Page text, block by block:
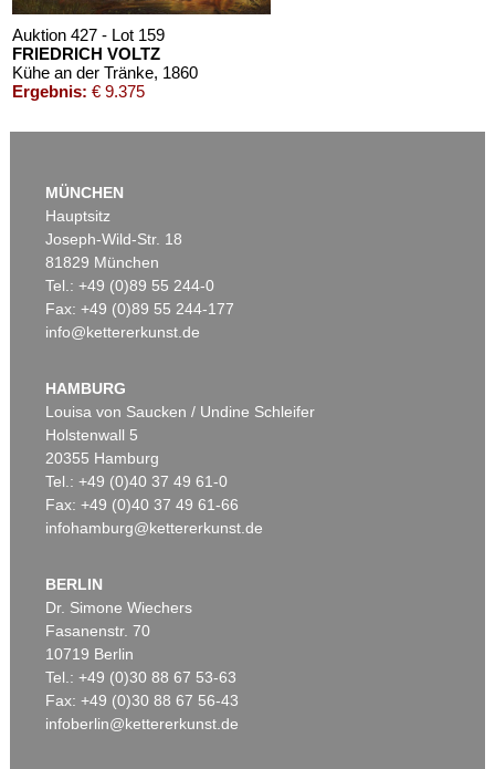
Auktion 427 - Lot 159
FRIEDRICH VOLTZ
Kühe an der Tränke, 1860
Ergebnis: € 9.375
Auktion 422 - Lot 22
Ergebnis:€ 8.000
Auktion 422 - Lot 40
FRIEDRICH VOLTZ
Rinder am Seeufer, 1882
Ergebnis:€ 7.250
MÜNCHEN
Hauptsitz
Joseph-Wild-Str. 18
81829 München
Tel.: +49 (0)89 55 244-0
Fax: +49 (0)89 55 244-177
info@kettererkunst.de
HAMBURG
Louisa von Saucken / Undine Schleifer
Holstenwall 5
20355 Hamburg
Tel.: +49 (0)40 37 49 61-0
Fax: +49 (0)40 37 49 61-66
infohamburg@kettererkunst.de
BERLIN
Dr. Simone Wiechers
Fasanenstr. 70
10719 Berlin
Tel.: +49 (0)30 88 67 53-63
Fax: +49 (0)30 88 67 56-43
infoberlin@kettererkunst.de